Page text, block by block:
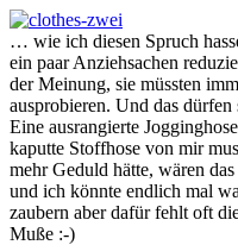
… wie ich diesen Spruch
ein paar Anziehsachen
der Meinung, sie müssten
ausprobieren. Und das
Eine ausrangierte
kaputte Stoffhose von mir
mehr Geduld hätte, wären
und ich könnte endlich mal
zaubern aber dafür fehlt oft
Muße :-)